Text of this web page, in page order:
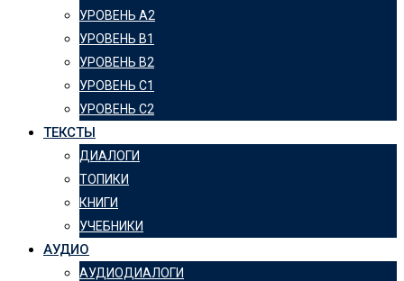
УРОВЕНЬ А2
УРОВЕНЬ B1
УРОВЕНЬ B2
УРОВЕНЬ C1
УРОВЕНЬ C2
ТЕКСТЫ
ДИАЛОГИ
ТОПИКИ
КНИГИ
УЧЕБНИКИ
АУДИО
АУДИОДИАЛОГИ